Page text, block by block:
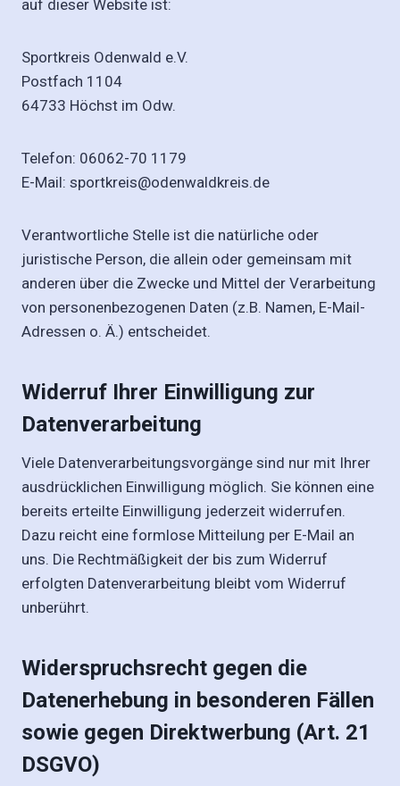
auf dieser Website ist:
Sportkreis Odenwald e.V.
Postfach 1104
64733 Höchst im Odw.
Telefon: 06062-70 1179
E-Mail: sportkreis@odenwaldkreis.de
Verantwortliche Stelle ist die natürliche oder
juristische Person, die allein oder gemeinsam mit
anderen über die Zwecke und Mittel der Verarbeitung
von personenbezogenen Daten (z.B. Namen, E-Mail-
Adressen o. Ä.) entscheidet.
Widerruf Ihrer Einwilligung zur
Datenverarbeitung
Viele Datenverarbeitungsvorgänge sind nur mit Ihrer
ausdrücklichen Einwilligung möglich. Sie können eine
bereits erteilte Einwilligung jederzeit widerrufen.
Dazu reicht eine formlose Mitteilung per E-Mail an
uns. Die Rechtmäßigkeit der bis zum Widerruf
erfolgten Datenverarbeitung bleibt vom Widerruf
unberührt.
Widerspruchsrecht gegen die
Datenerhebung in besonderen Fällen
sowie gegen Direktwerbung (Art. 21
DSGVO)